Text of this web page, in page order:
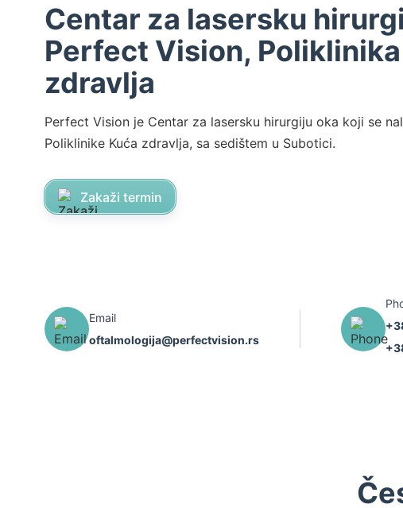
Centar za lasersku
Perfect Vision,
zdravlja
Perfect Vision je Centar za lasersku hirurgiju oka koji se
Poliklinike Kuća zdravlja, sa sedištem u Subotici.
Zakaži termin
Email
oftalmologija@perfectvision.rs